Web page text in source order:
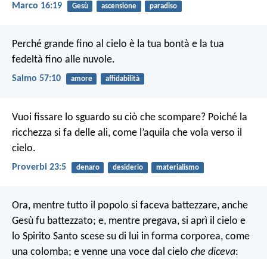
Marco 16:19 Gesù ascensione paradiso
Perché grande fino al cielo è la tua bontà e la tua
fedeltà fino alle nuvole.
Salmo 57:10 amore affidabilità
Vuoi fissare lo sguardo su ciò che scompare? Poiché la
ricchezza si fa delle ali, come l’aquila che vola verso il
cielo.
Proverbi 23:5 denaro desiderio materialismo
Ora, mentre tutto il popolo si faceva battezzare, anche
Gesù fu battezzato; e, mentre pregava, si aprì il cielo e
lo Spirito Santo scese su di lui in forma corporea, come
una colomba; e venne una voce dal cielo che diceva: